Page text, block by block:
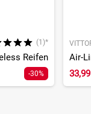
(1)*
Reifen
-30%
Air-